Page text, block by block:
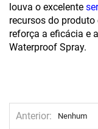
louva o excelente
recursos do
reforça a eficácia e
Waterproof Spray.
Anterior Nenhum